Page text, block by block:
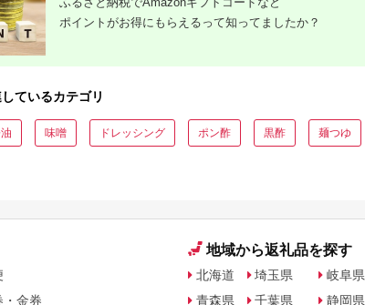
ポイントがお得にもらえるって知ってましたか？
ているカテゴリ
味噌 ドレッシング ポン酢 黒酢 麺つゆ
・金券
地域から返礼品を探す
北海道
青森県
埼玉県
千葉県
岐阜県
静岡県